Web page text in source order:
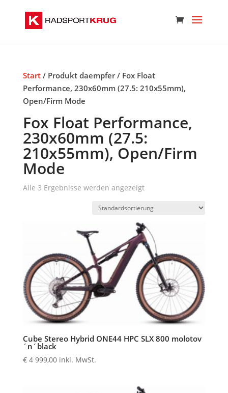
Start/ Produkt daempfer / Fox Float
Performance, 230x60mm (27.5: 210x55mm),
Open/Firm Mode
Fox Float Performance,
230x60mm (27.5:
210x55mm), Open/Firm
Mode
Alle 3 Ergebnisse werden angezeigt
Cube Stereo Hybrid ONE44 HPC SLX 800 molotov
´n´black
€4 999,00 inkl. MwSt.